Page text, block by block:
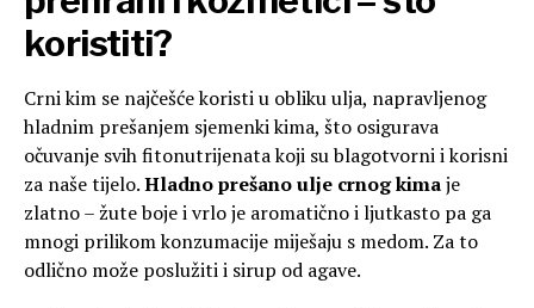
koristiti?
Crni kim se najčešće koristi u obliku ulja, napravljenog
hladnim prešanjem sjemenki kima, što osigurava
očuvanje svih fitonutrijenata koji su blagotvorni i korisni
za naše tijelo.Hladno prešano ulje crnog kimaje
zlatno – žute boje i vrlo je aromatično i ljutkasto pa ga
mnogi prilikom konzumacije miješaju s medom. Za to
odlično može poslužiti i sirup od agave.